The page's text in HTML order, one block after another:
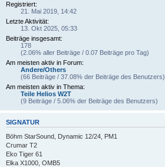
Registriert:
21. Mai 2019, 14:42
Letzte Aktivität:
13. Okt 2025, 05:33
Beiträge insgesamt:
178
(2.06% aller Beiträge / 0.07 Beiträge pro Tag)
Am meisten aktiv in Forum:
Andere/Others
(66 Beiträge / 37.08% der Beiträge des Benutzers)
Am meisten aktiv in Thema:
Teile Helios W2T
(9 Beiträge / 5.06% der Beiträge des Benutzers)
SIGNATUR
Böhm StarSound, Dynamic 12/24, PM1
Crumar T2
Eko Tiger 61
Elka X1000, OMB5